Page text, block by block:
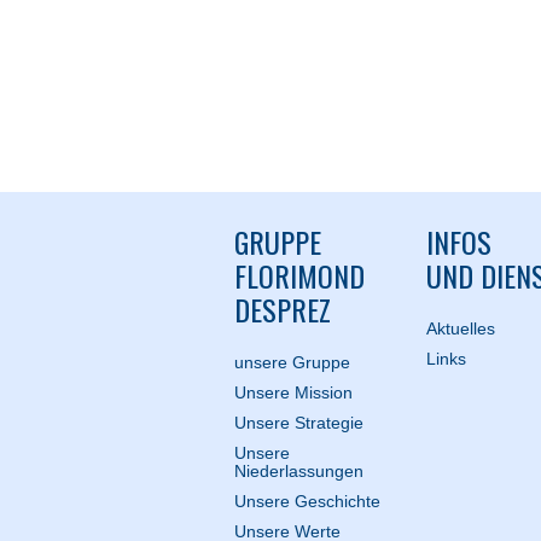
GRUPPE
FLORIMOND
DESPREZ
unsere Gruppe
Unsere Mission
Unsere Strategie
Unsere
Niederlassungen
Unsere Geschichte
Unsere Werte
INFOS
UND
Aktuelles
Links